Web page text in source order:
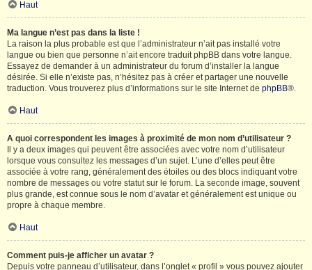
Haut
Ma langue n’est pas dans la liste !
La raison la plus probable est que l’administrateur n’ait pas installé votre
langue ou bien que personne n’ait encore traduit phpBB dans votre langue.
Essayez de demander à un administrateur du forum d’installer la langue
désirée. Si elle n’existe pas, n’hésitez pas à créer et partager une nouvelle
traduction. Vous trouverez plus d’informations sur le site Internet de phpBB®.
Haut
A quoi correspondent les images à proximité de mon nom d’utilisateur ?
Il y a deux images qui peuvent être associées avec votre nom d’utilisateur
lorsque vous consultez les messages d’un sujet. L’une d’elles peut être
associée à votre rang, généralement des étoiles ou des blocs indiquant votre
nombre de messages ou votre statut sur le forum. La seconde image, souvent
plus grande, est connue sous le nom d’avatar et généralement est unique ou
propre à chaque membre.
Haut
Comment puis-je afficher un avatar ?
Depuis votre panneau d’utilisateur, dans l’onglet « profil » vous pouvez ajouter